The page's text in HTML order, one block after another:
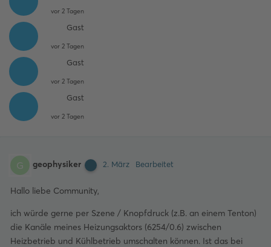
vor 2 Tagen
Gast
vor 2 Tagen
Gast
vor 2 Tagen
Gast
vor 2 Tagen
G geophysiker 2. März Bearbeitet
Hallo liebe Community,
ich würde gerne per Szene / Knopfdruck (z.B. an einem Tenton)
die Kanäle meines Heizungsaktors (6254/0.6) zwischen
Heizbetrieb und Kühlbetrieb umschalten können. Ist das bei